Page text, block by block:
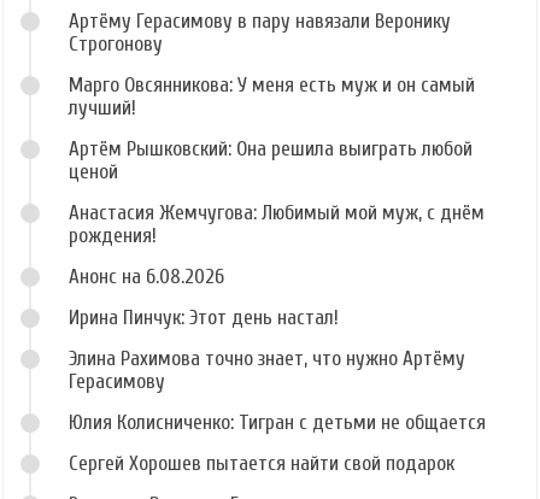
Артёму Герасимову в пару навязали Веронику
Строгонову
Марго Овсянникова: У меня есть муж и он самый
лучший!
Артём Рышковский: Она решила выиграть любой
ценой
Анастасия Жемчугова: Любимый мой муж, с днём
рождения!
Анонс на 6.08.2026
Ирина Пинчук: Этот день настал!
Элина Рахимова точно знает, что нужно Артёму
Герасимову
Юлия Колисниченко: Тигран с детьми не общается
Сергей Хорошев пытается найти свой подарок